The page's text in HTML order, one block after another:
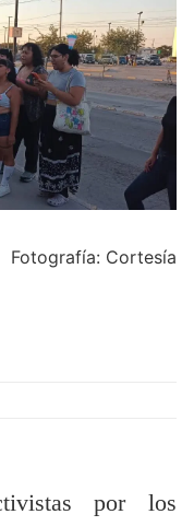
Fotografía: Cortesía
por los